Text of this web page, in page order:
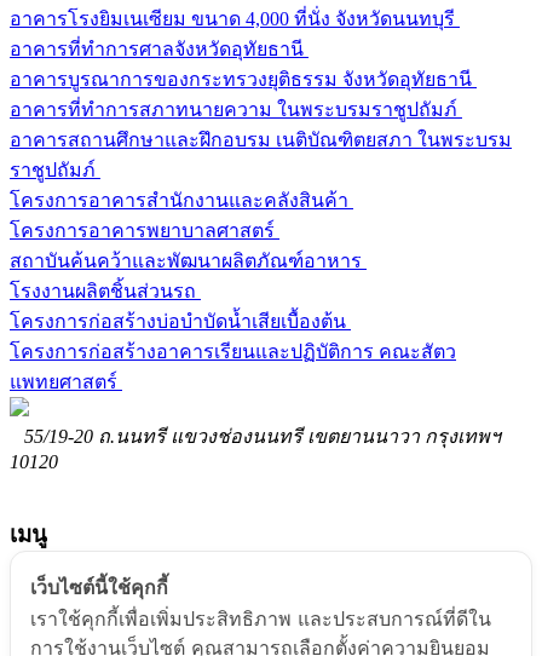
อาคารโรงยิมเนเซียม ขนาด 4,000 ที่นั่ง จังหวัดนนทบุรี
อาคารที่ทำการศาลจังหวัดอุทัยธานี
อาคารบูรณาการของกระทรวงยุติธรรม จังหวัดอุทัยธานี
อาคารที่ทำการสภาทนายความ ในพระบรมราชูปถัมภ์
อาคารสถานศึกษาและฝึกอบรม เนติบัณฑิตยสภา ในพระบรม
ราชูปถัมภ์
โครงการอาคารสำนักงานและคลังสินค้า
โครงการอาคารพยาบาลศาสตร์
สถาบันค้นคว้าและพัฒนาผลิตภัณฑ์อาหาร
โรงงานผลิตชิ้นส่วนรถ
โครงการก่อสร้างบ่อบำบัดน้ำเสียเบื้องต้น
โครงการก่อสร้างอาคารเรียนและปฏิบัติการ คณะสัตว
แพทยศาสตร์
55/19-20 ถ.นนทรี แขวงช่องนนทรี เขตยานนาวา กรุงเทพฯ
10120
เมนู
หน้าแรก
เกี่ยวกับเรา
บริการ
เว็บไซต์นี้ใช้คุกกี้
เราใช้คุกกี้เพื่อเพิ่มประสิทธิภาพ และประสบการณ์ที่ดีใน
การใช้งานเว็บไซต์ คุณสามารถเลือกตั้งค่าความยินยอม